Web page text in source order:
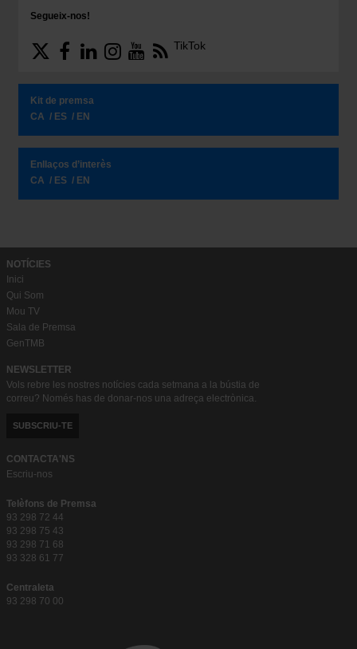
Segueix-nos!
TikTok
Kit de premsa
CA
ES EN
Enllaços d’interès
CA
ES EN
NOTÍCIES
Inici
Qui Som
Mou TV
Sala de Premsa
GenTMB
NEWSLETTER
Vols rebre les nostres notícies cada setmana a la bústia de
correu? Només has de donar-nos una adreça electrònica.
SUBSCRIU-TE
CONTACTA'NS
Escriu-nos
Telèfons de Premsa
93 298 72 44
93 298 75 43
93 298 71 68
93 328 61 77
Centraleta
93 298 70 00